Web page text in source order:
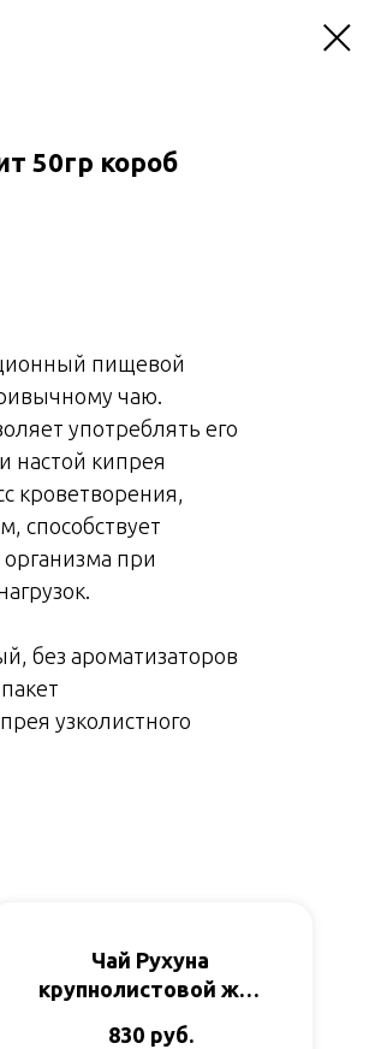
50гр короб
пищевой
чаю.
употреблять его
настой кипрея
кроветворения,
способствует
при
без ароматизаторов
узколистного
Чай Рухуна
крупнолистовой ж/б
830 руб.